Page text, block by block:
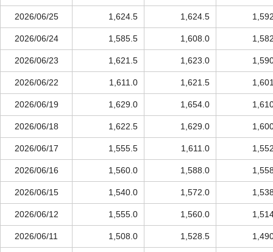
2026/06/25 1,624.5 1,624.5
2026/06/24 1,585.5 1,608.0
2026/06/23 1,621.5 1,623.0
2026/06/22 1,611.0 1,621.5
2026/06/19 1,629.0 1,654.0
2026/06/18 1,622.5 1,629.0
2026/06/17 1,555.5 1,611.0
2026/06/16 1,560.0 1,588.0
2026/06/15 1,540.0 1,572.0
2026/06/12 1,555.0 1,560.0
2026/06/11 1,508.0 1,528.5